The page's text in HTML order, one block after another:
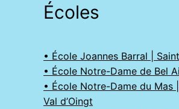
Écoles
• École Joannes Barral |
• École Notre-Dame de Bel
• École Notre-Dame du Mas
Val d’Oingt